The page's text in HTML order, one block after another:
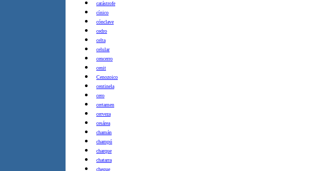
catástrofe
cínico
cónclave
cedro
celta
celular
cencerro
cenit
Cenozoico
centinela
cero
certamen
cerveza
cesárea
chamán
champú
charque
chatarra
cheque